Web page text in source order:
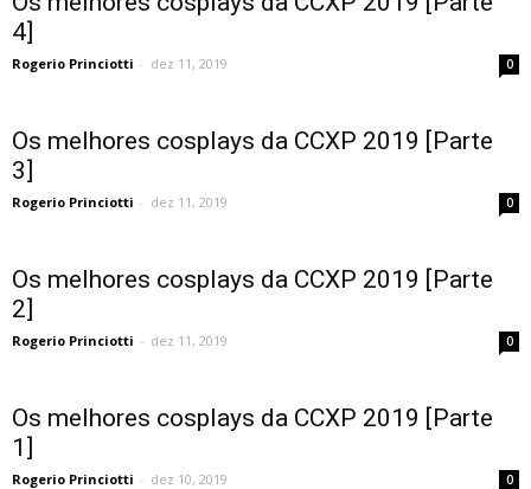
4]
Rogerio Princiotti - dez 11, 2019 0
Os melhores cosplays da CCXP 2019 [Parte
3]
Rogerio Princiotti - dez 11, 2019 0
Os melhores cosplays da CCXP 2019 [Parte
2]
Rogerio Princiotti - dez 11, 2019 0
Os melhores cosplays da CCXP 2019 [Parte
1]
Rogerio Princiotti - dez 10, 2019 0